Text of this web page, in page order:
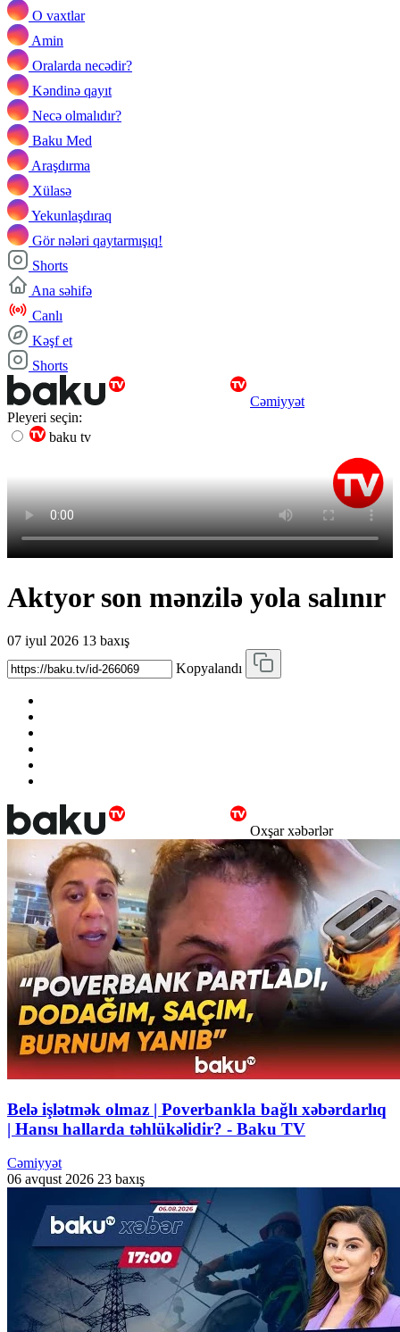
O vaxtlar
Amin
Oralarda necədir?
Kəndinə qayıt
Necə olmalıdır?
Baku Med
Araşdırma
Xülasə
Yekunlaşdıraq
Gör nələri qaytarmışıq!
Shorts
Ana səhifə
Canlı
Kəşf et
Shorts
Cəmiyyət
Pleyeri seçin:
baku tv
Aktyor son mənzilə yola salınır
07 iyul 2026 13 baxış
Kopyalandı
Oxşar xəbərlər
Belə işlətmək olmaz | Poverbankla bağlı xəbərdarlıq
| Hansı hallarda təhlükəlidir? - Baku TV
Cəmiyyət
06 avqust 2026 23 baxış